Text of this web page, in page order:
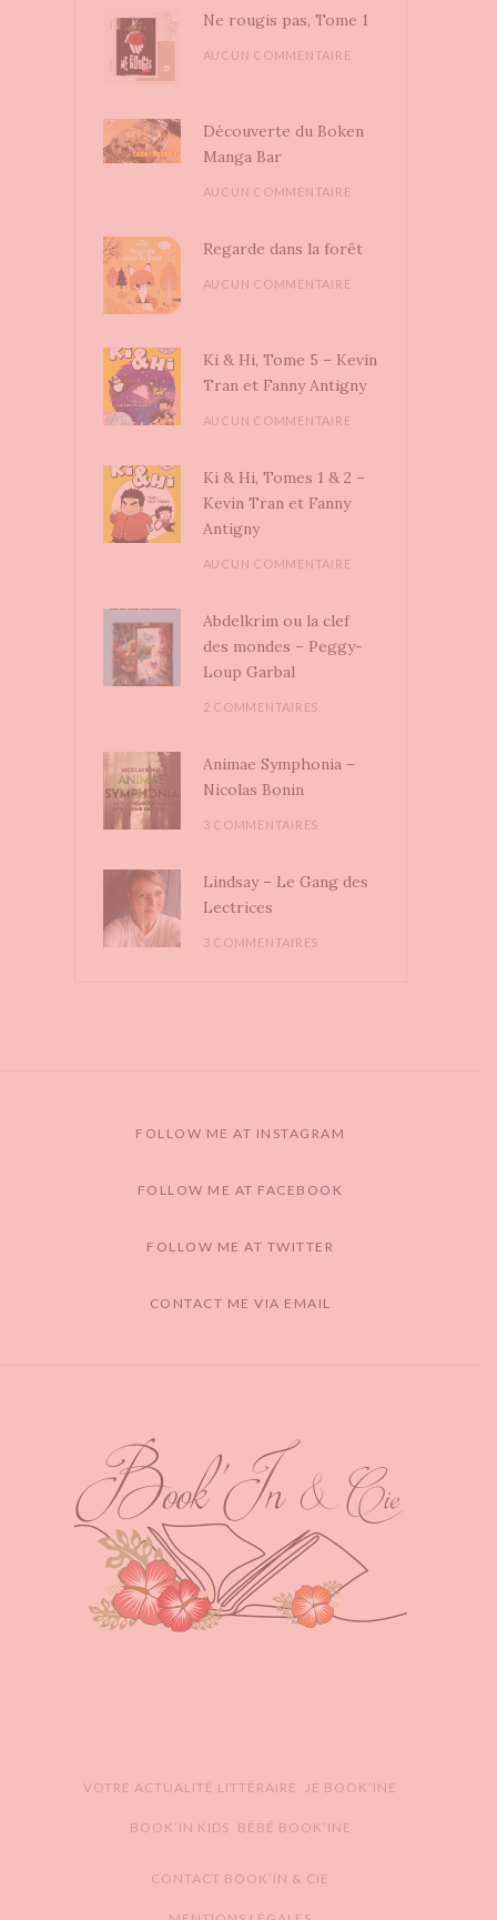
Ne rougis pas, Tome 1
AUCUN COMMENTAIRE
Découverte du Boken
Manga Bar
AUCUN COMMENTAIRE
Regarde dans la forêt
AUCUN COMMENTAIRE
Ki & Hi, Tome 5 – Kevin
Tran et Fanny Antigny
AUCUN COMMENTAIRE
Ki & Hi, Tomes 1 & 2 –
Kevin Tran et Fanny
Antigny
AUCUN COMMENTAIRE
Abdelkrim ou la clef
des mondes – Peggy-
Loup Garbal
2 COMMENTAIRES
Animae Symphonia –
Nicolas Bonin
3 COMMENTAIRES
Lindsay – Le Gang des
Lectrices
3 COMMENTAIRES
FOLLOW ME AT INSTAGRAM
FOLLOW ME AT FACEBOOK
FOLLOW ME AT TWITTER
CONTACT ME VIA EMAIL
VOTRE ACTUALITÉ LITTÉRAIRE JE BOOK’INE
BOOK’IN KIDS BÉBÉ BOOK’INE
CONTACT BOOK’IN & CIE